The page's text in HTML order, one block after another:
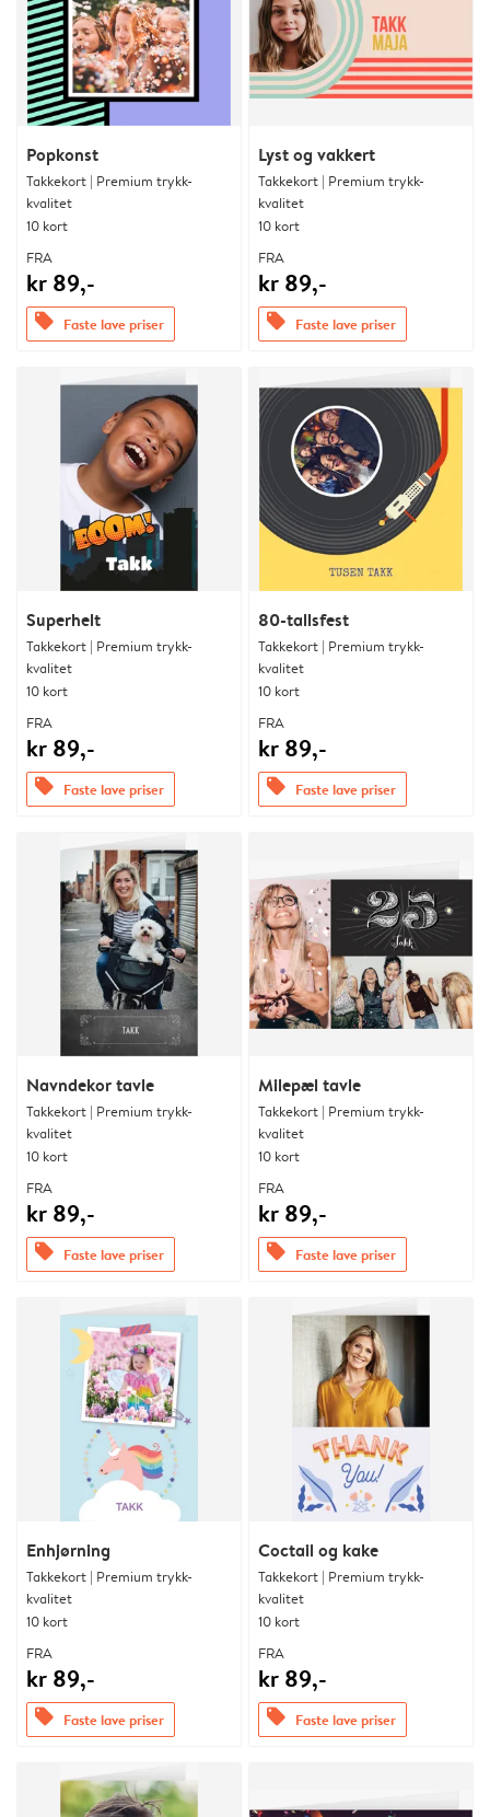
Popkonst
Takkekort | Premium trykk-
kvalitet
10 kort
FRA
kr 89,-
offers Faste lave priser
Lyst og vakkert
Takkekort | Premium trykk-
kvalitet
10 kort
FRA
kr 89,-
offers Faste lave priser
Superhelt
Takkekort | Premium trykk-
kvalitet
10 kort
FRA
kr 89,-
offers Faste lave priser
80-tallsfest
Takkekort | Premium trykk-
kvalitet
10 kort
FRA
kr 89,-
offers Faste lave priser
Navndekor tavle
Takkekort | Premium trykk-
kvalitet
10 kort
FRA
kr 89,-
offers Faste lave priser
Milepæl tavle
Takkekort | Premium trykk-
kvalitet
10 kort
FRA
kr 89,-
offers Faste lave priser
Enhjørning
Takkekort | Premium trykk-
kvalitet
10 kort
FRA
kr 89,-
offers Faste lave priser
Coctail og kake
Takkekort | Premium trykk-
kvalitet
10 kort
FRA
kr 89,-
offers Faste lave priser